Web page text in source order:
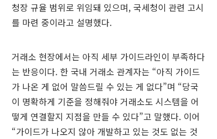
청장 규율 범위로 위임돼 있으며, 국세청이 관련 고시
를 마련 중이라고 설명했다.
거래소 현장에서는 아직 세부 가이드라인이 부족하다
는 반응이다. 한 국내 거래소 관계자는 “아직 가이드
가 나온 게 없어 말씀드릴 수 있는 게 없다”며 “당국
이 명확하게 기준을 정해줘야 거래소도 시스템을 어
떻게 연결할지 지점을 만들 수 있다”고 말했다. 이어
“가이드가 나오지 않아 개발하고 있는 것도 없는 것